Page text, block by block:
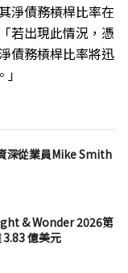
淨債務槓桿比率在
若出現此情況，憑
債務槓桿比率將迅
深從業員Mike Smith
& Wonder 2026第
億美元